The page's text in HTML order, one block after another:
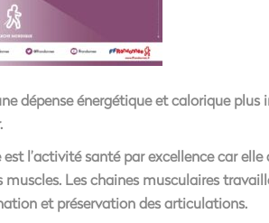
dépense énergétique et calorique
l’activité santé par excellence car
Les chaines musculaires
et préservation des articulations.